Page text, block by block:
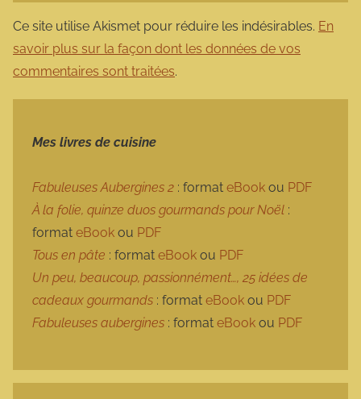
Ce site utilise Akismet pour réduire les indésirables. En
savoir plus sur la façon dont les données de vos
commentaires sont traitées.
Mes livres de cuisine
Fabuleuses Aubergines 2 : format eBook ou PDF
À la folie, quinze duos gourmands pour Noël :
format eBook ou PDF
Tous en pâte : format eBook ou PDF
Un peu, beaucoup, passionnément…, 25 idées de
cadeaux gourmands : format eBook ou PDF
Fabuleuses aubergines : format eBook ou PDF